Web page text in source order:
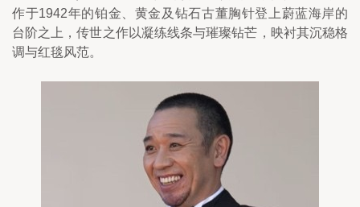
作于1942年的铂金、黄金及钻石古董胸针登上蔚蓝海岸的
台阶之上，传世之作以凝练线条与璀璨钻芒，映衬其沉稳格
调与红毯风范。